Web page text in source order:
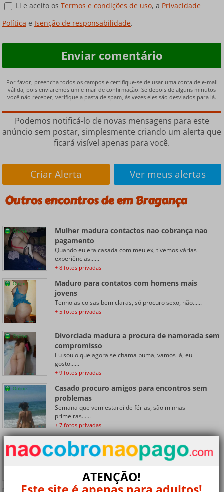
Li e aceito os Termos e condições de uso, a Privacidade
Política e Isenção de responsabilidade.
Por favor, preencha todos os campos e certifique-se de usar uma conta de e-mail
válida, pois enviaremos um e-mail de confirmação. Se depois de alguns minutos
você não receber, verifique a pasta de spam, às vezes eles são desviados para lá.
Podemos notificá-lo de novas mensagens para este
anúncio sem postar, simplesmente criando um alerta que
ficará visível apenas para você.
Criar Alerta Ver meus alertas
Outros encontros de em Bragança
Online
Mulher madura contactos nao cobrança nao
pagamento
Quando eu era casada com meu ex, tivemos várias
experiências......
+ 8 fotos privadas
Online
Maduro para contatos com homens mais
jovens
Tenho as coisas bem claras, só procuro sexo, não......
+ 5 fotos privadas
Online
Divorciada madura a procura de namorada sem
compromisso
Eu sou o que agora se chama puma, vamos lá, eu
gosto......
+ 9 fotos privadas
Online
Casado procuro amigos para encontros sem
problemas
Semana que vem estarei de férias, são minhas
primeiras......
+ 7 fotos privadas
Casado procurando um amante ocasional sem
problemas ou dinheiro
Apesar de não ser uma beldade, me considero uma
+ 6 fotos privadasATENÇÃO!
Este site é apenas para adultos!